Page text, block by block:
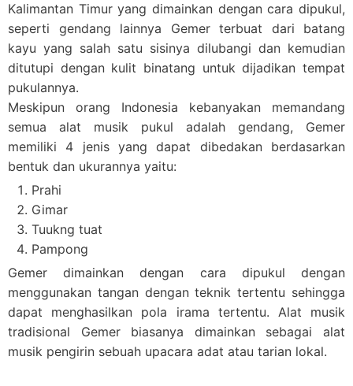
Kalimantan Timuryang dimainkan dengan cara dipukul,
seperti gendang lainnya Gemer terbuat dari batang
kayu yang salah satu sisinya dilubangi dan kemudian
ditutupi dengan kulit binatang untuk dijadikan tempat
pukulannya.
Meskipun orang Indonesia kebanyakan memandang
semua alat musik pukul adalah gendang, Gemer
memiliki 4 jenis yang dapat dibedakan berdasarkan
bentuk dan ukurannya yaitu:
Prahi
Gimar
Tuukng tuat
Pampong
Gemer dimainkan dengan cara dipukul dengan
menggunakan tangan dengan teknik tertentu sehingga
dapat menghasilkan pola irama tertentu. Alat musik
tradisional Gemer biasanya dimainkan sebagai alat
musik pengirin sebuah upacara adat atau tarian lokal.